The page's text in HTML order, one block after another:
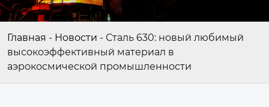
Главная - Новости - Сталь 630: новый любимый
высокоэффективный материал в
аэрокосмической промышленности